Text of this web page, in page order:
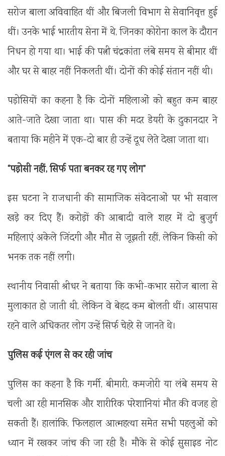
सरोज बाला अविवाहित थीं और बिजली विभाग से सेवानिवृत्त हुई
थीं। उनके भाई भारतीय सेना में थे, जिनका कोरोना काल के दौरान
निधन हो गया था। भाई की पत्नी चंद्रकांता लंबे समय से बीमार थीं
और घर से बाहर नहीं निकलती थीं। दोनों की कोई संतान नहीं थी।
पड़ोसियों का कहना है कि दोनों महिलाओं को बहुत कम बाहर
आते-जाते देखा जाता था। पास की मदर डेयरी के दुकानदार ने
बताया कि महीने में एक-दो बार ही उन्हें दूध लेते देखा जाता था।
“पड़ोसी नहीं, सिर्फ पता बनकर रह गए लोग”
इस घटना ने राजधानी की सामाजिक संवेदनाओं पर भी सवाल
खड़े कर दिए हैं। करोड़ों की आबादी वाले शहर में दो बुजुर्ग
महिलाएं अकेले जिंदगी और मौत से जूझती रहीं, लेकिन किसी को
भनक तक नहीं लगी।
स्थानीय निवासी श्रीधर ने बताया कि कभी-कभार सरोज बाला से
मुलाकात हो जाती थी, लेकिन वे बेहद कम बोलती थीं। आसपास
रहने वाले अधिकतर लोग उन्हें सिर्फ चेहरे से जानते थे।
पुलिस कई एंगल से कर रही जांच
पुलिस का कहना है कि गर्मी, बीमारी, कमजोरी या लंबे समय से
चली आ रही मानसिक और शारीरिक परेशानियां मौत की वजह हो
सकती हैं। हालांकि, फिलहाल आत्महत्या समेत सभी पहलुओं को
ध्यान में रखकर जांच की जा रही है। मौके से कोई सुसाइड नोट